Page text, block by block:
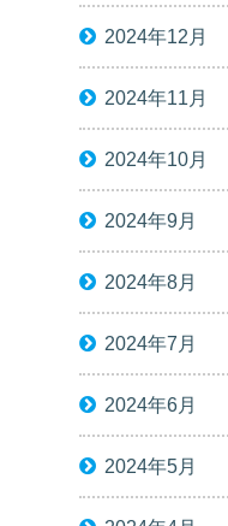
2024年12月
2024年11月
2024年10月
2024年9月
2024年8月
2024年7月
2024年6月
2024年5月